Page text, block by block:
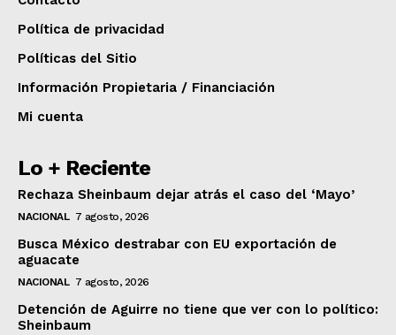
Política de privacidad
Políticas del Sitio
Información Propietaria / Financiación
Mi cuenta
Lo + Reciente
Rechaza Sheinbaum dejar atrás el caso del ‘Mayo’
NACIONAL 7 agosto, 2026
Busca México destrabar con EU exportación de
aguacate
NACIONAL 7 agosto, 2026
Detención de Aguirre no tiene que ver con lo político:
Sheinbaum